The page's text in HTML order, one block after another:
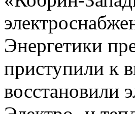
Энергетики
приступили к
восстановили